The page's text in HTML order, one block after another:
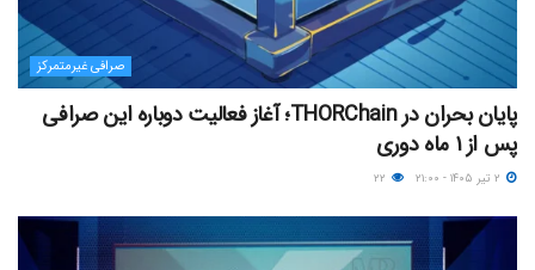
صرافی غیرمتمرکز
پایان بحران در THORChain؛ آغاز فعالیت دوباره این صرافی
پس از ۱ ماه دوری